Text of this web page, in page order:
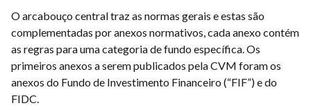
O arcabouço central traz as normas gerais e estas são
complementadas por anexos normativos, cada anexo contém
as regras para uma categoria de fundo específica. Os
primeiros anexos a serem publicados pela CVM foram os
anexos do Fundo de Investimento Financeiro (“FIF”) e do
FIDC.